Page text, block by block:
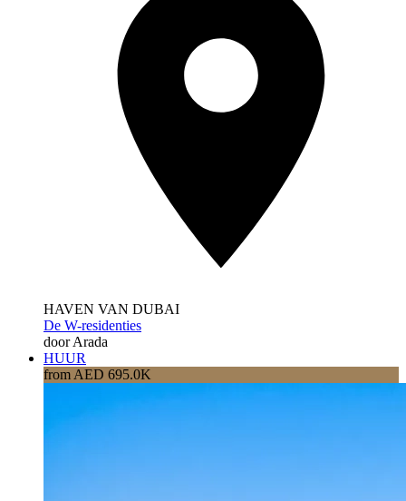
HAVEN VAN DUBAI
De W-residenties
door Arada
HUUR
from AED 695.0K